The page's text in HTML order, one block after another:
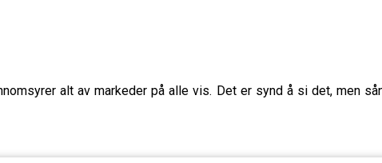
alt av markeder på alle vis. Det er synd å si det, men